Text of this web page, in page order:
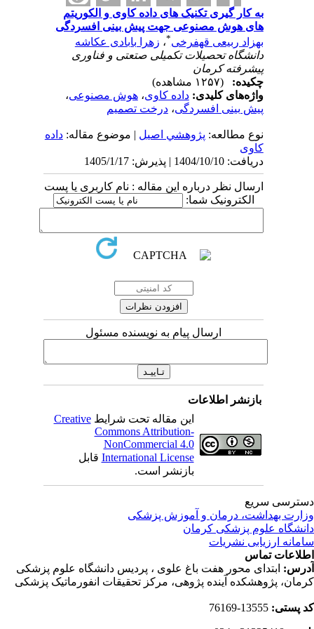
به کار گیری تکنیک های داده کاوی و الکوریتم
های هوش مصنوعی جهت پیش بینی افسردگی
بهزاد ربیعی قهفرخی ،زهرا بابادی عکاشه
دانشگاه تحصیلات تکمیلی صتعتی و فناوری
پیشرفته کرمان
چکیده:
واژه‌های کلیدی:داده کاوی،هوش مصنوعی،
پیش بینی افسردگی،درخت تصمیم
نوع مطالعه:پژوهشي اصیل| موضوع مقاله:داده
کاوی
دریافت: 1404/10/10 | پذیرش: 1405/1/17
ارسال نظر درباره این مقاله : نام کاربری یا پست
الکترونیک شما:
ارسال پیام به نویسنده مسئول
بازنشر اطلاعات
این مقاله تحت شرایطCreative
Commons Attribution-
NonCommercial 4.0
International Licenseقابل
بازنشر است.
سریع
بهداشت، درمان و آموزش پزشکی
علوم پزشکی کرمان
ارزیابی نشریات
تماس
ابتدای محور هفت باغ علوی ، پردیس دانشگاه علوم پزشکی
پژوهشکده آینده پژوهی، مرکز تحقیقات انفورماتیک پزشکی
پستی: 13555-76169